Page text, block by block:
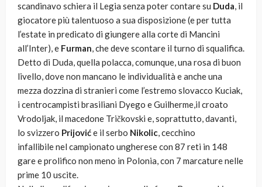
scandinavo schiera il Legia senza poter contare su Duda, il
giocatore più talentuoso a sua disposizione (e per tutta
l’estate in predicato di giungere alla corte di Mancini
all’Inter), e Furman, che deve scontare il turno di squalifica.
Detto di Duda, quella polacca, comunque, una rosa di buon
livello, dove non mancano le individualità e anche una
mezza dozzina di stranieri come l’estremo slovacco Kuciak,
i centrocampisti brasiliani Dyego e Guilherme,il croato
Vrodoljak, il macedone Tričkovski e, soprattutto, davanti,
lo svizzero Prijoviće il serbo Nikolic, cecchino
infallibile nel campionato ungherese con 87 reti in 148
gare e prolifico non meno in Polonia, con 7 marcature nelle
prime 10 uscite.